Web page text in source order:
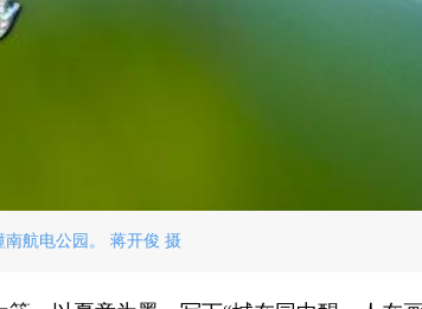
南航电公园。 蒋开俊 摄